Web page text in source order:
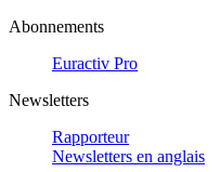
Abonnements
Euractiv Pro
Newsletters
Rapporteur
Newsletters en anglais